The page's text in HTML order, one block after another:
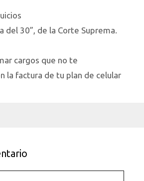
del 30”, de la Corte Suprema.
cargos que no te
la factura de tu plan de celular